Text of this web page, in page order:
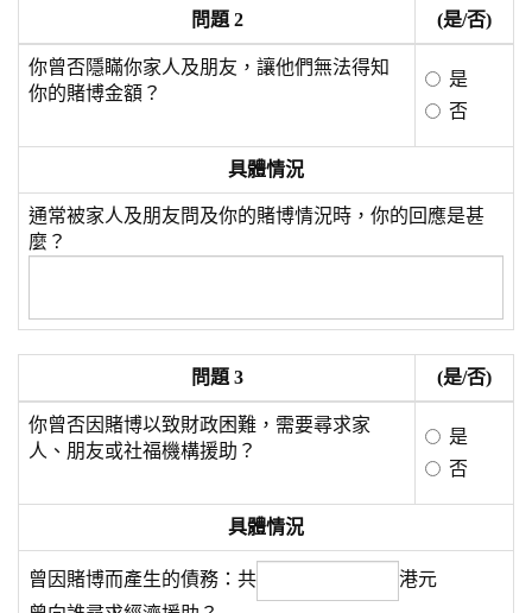
問題 2 (是/否)
你曾否隱瞞你家人及朋友，讓他們無法得知
你的賭博金額？
是
否
具體情況
通常被家人及朋友問及你的賭博情況時，你的回應是甚
麼？
問題 3 (是/否)
你曾否因賭博以致財政困難，需要尋求家
人、朋友或社福機構援助？
是
否
具體情況
曾因賭博而產生的債務：共
港元